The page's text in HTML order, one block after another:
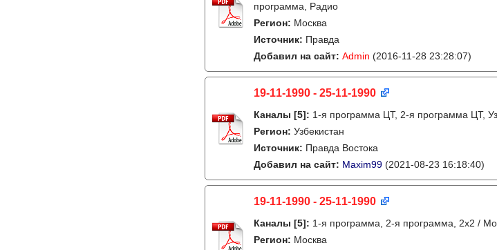
программа, Радио
Регион: Москва
Источник: Правда
Добавил на сайт: Admin (2016-11-28 23:28:07)
19-11-1990 - 25-11-1990
Каналы [5]: 1-я программа ЦТ, 2-я программа ЦТ,
Регион: Узбекистан
Источник: Правда Востока
Добавил на сайт: Maxim99 (2021-08-23 16:18:40)
19-11-1990 - 25-11-1990
Каналы [5]: 1-я программа, 2-я программа, 2х2 /
Регион: Москва